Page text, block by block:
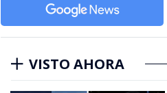
VISTO AHORA